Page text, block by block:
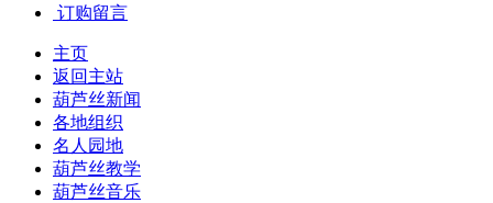
订购留言
主页
返回主站
葫芦丝新闻
各地组织
名人园地
葫芦丝教学
葫芦丝音乐